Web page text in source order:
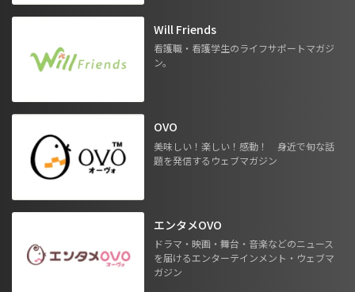
Will Friends
看護職・看護学生のライフサポートマガジ
ン。
OVO
美味しい！楽しい！感動！ 身近で旬な話
題を発信するウェブマガジン
エンタメOVO
ドラマ・映画・舞台・音楽などのニュース
を届けるエンターテインメント・ウェブマ
ガジン